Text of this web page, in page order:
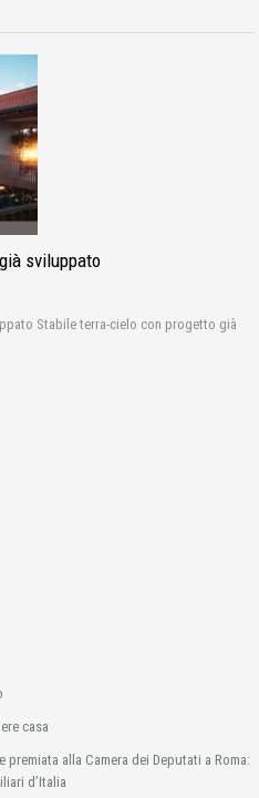
sviluppato
Stabile terra-cielo con progetto già
casa
alla Camera dei Deputati a Roma:
d’Italia